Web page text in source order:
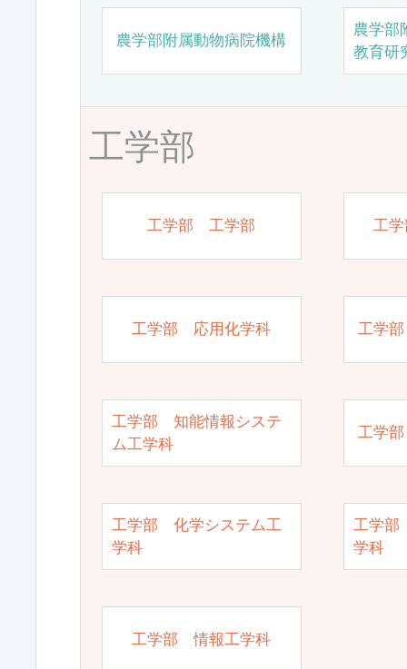
農学部附属動物病院機構
農学部
教育研
工学部
工学部 工学部 工
工学部 応用化学科 工学
工学部 知能情報システ
ム工学科
工学
工学部 化学システム工
学科
工学部
学科
工学部 情報工学科